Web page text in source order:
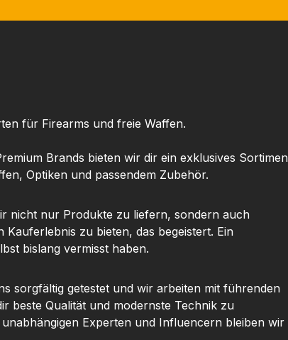
für Firearms und freie Waffen.
Brands bieten wir dir ein exklusives
Optiken und passendem Zubehör.
nicht nur Produkte zu liefern, sondern auch
Kauferlebnis zu bieten, das begeistert. Ein
bislang vermisst haben.
sorgfältig getestet und wir arbeiten mit führenden
beste Qualität und modernste Technik zu
Experten und Influencern bleiben wir